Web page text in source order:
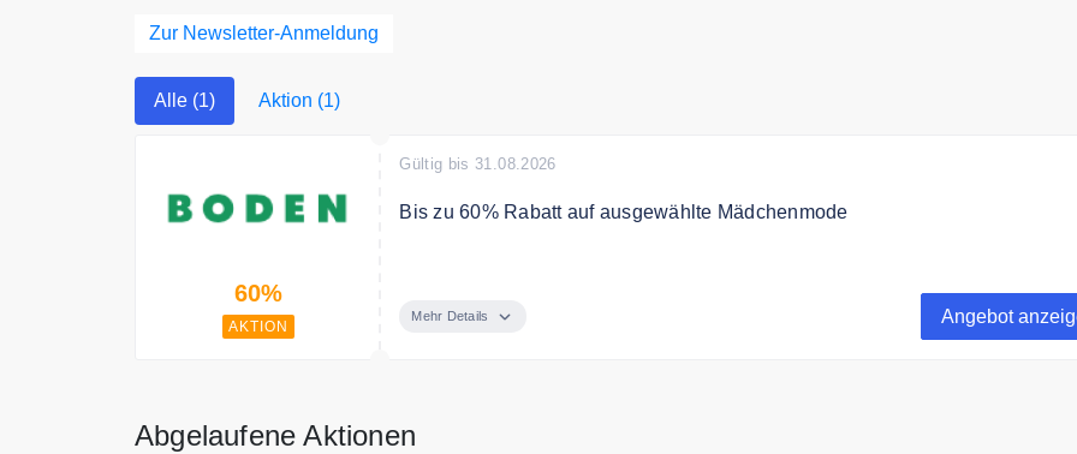
Zur Newsletter-Anmeldung
Alle (1) Aktion (1)
60%
AKTION
Gültig bis 31.08.2026
Bis zu 60% Rabatt auf ausgewählte Mädchenmode
Mehr Details Angebot
Abgelaufene Aktionen